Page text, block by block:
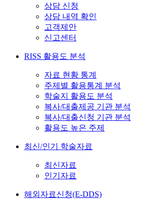
상담 신청
상담 내역 확인
고객제안
신고센터
RISS 활용도 분석
자료 현황 통계
주제별 활용통계 분석
학술지 활용도 분석
복사/대출제공 기관 분석
복사/대출신청 기관 분석
활용도 높은 주제
최신/인기 학술자료
최신자료
인기자료
해외자료신청(E-DDS)